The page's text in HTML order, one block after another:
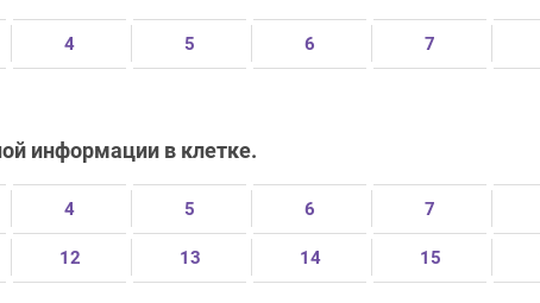
4 5 6 7
информации в клетке.
4 5 6 7
12 13 14 15